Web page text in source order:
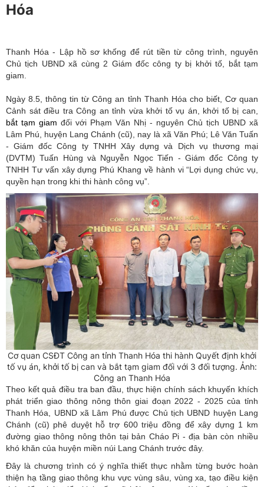
Hóa
Thanh Hóa - Lập hồ sơ khống để rút tiền từ công trình, nguyên
Chủ tịch UBND xã cùng 2 Giám đốc công ty bị khởi tố, bắt tạm
giam.
Ngày 8.5, thông tin từ Công an tỉnh Thanh Hóa cho biết, Cơ quan
Cảnh sát điều tra Công an tỉnh vừa khởi tố vụ án, khởi tố bị can,
bắt tạm giam đối với Phạm Văn Nhị - nguyên Chủ tịch UBND xã
Lâm Phú, huyện Lang Chánh (cũ), nay là xã Văn Phú; Lê Văn Tuấn
- Giám đốc Công ty TNHH Xây dựng và Dịch vụ thương mại
(DVTM) Tuấn Hùng và Nguyễn Ngọc Tiến - Giám đốc Công ty
TNHH Tư vấn xây dựng Phú Khang về hành vi “Lợi dụng chức vụ,
quyền hạn trong khi thi hành công vụ”.
Cơ quan CSĐT Công an tỉnh Thanh Hóa thi hành Quyết định khởi
tố vụ án, khởi tố bị can và bắt tạm giam đối với 3 đối tượng. Ảnh:
Công an Thanh Hóa
Theo kết quả điều tra ban đầu, thực hiện chính sách khuyến khích
phát triển giao thông nông thôn giai đoạn 2022 - 2025 của tỉnh
Thanh Hóa, UBND xã Lâm Phú được Chủ tịch UBND huyện Lang
Chánh (cũ) phê duyệt hỗ trợ 600 triệu đồng để xây dựng 1 km
đường giao thông nông thôn tại bản Cháo Pi - địa bàn còn nhiều
khó khăn của huyện miền núi Lang Chánh trước đây.
Đây là chương trình có ý nghĩa thiết thực nhằm từng bước hoàn
thiện hạ tầng giao thông khu vực vùng sâu, vùng xa, tạo điều kiện